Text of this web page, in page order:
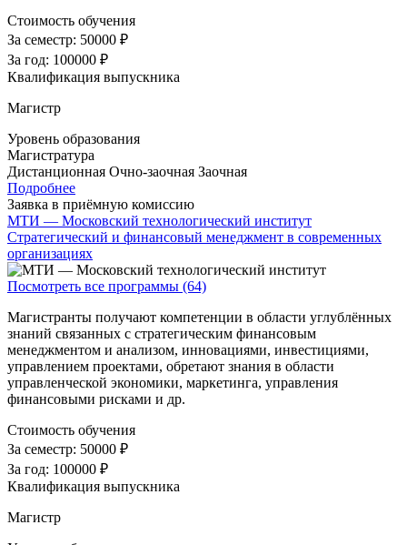
Стоимость обучения
За семестр: 50000 ₽
За год: 100000 ₽
Квалификация выпускника
Магистр
Уровень образования
Магистратура
Дистанционная Очно-заочная Заочная
Подробнее
Заявка в приёмную комиссию
МТИ — Московский технологический институт
Стратегический и финансовый менеджмент в современных
организациях
Посмотреть все программы (64)
Магистранты получают компетенции в области углублённых
знаний связанных с стратегическим финансовым
менеджментом и анализом, инновациями, инвестициями,
управлением проектами, обретают знания в области
управленческой экономики, маркетинга, управления
финансовыми рисками и др.
Стоимость обучения
За семестр: 50000 ₽
За год: 100000 ₽
Квалификация выпускника
Магистр